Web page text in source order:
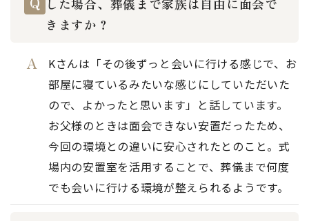
きますか？
Kさんは「その後ずっと会いに行ける感じで、お
部屋に寝ているみたいな感じにしていただいた
ので、よかったと思います」と話しています。
お父様のときは面会できない安置だったため、
今回の環境との違いに安心されたとのこと。式
場内の安置室を活用することで、葬儀まで何度
でも会いに行ける環境が整えられるようです。